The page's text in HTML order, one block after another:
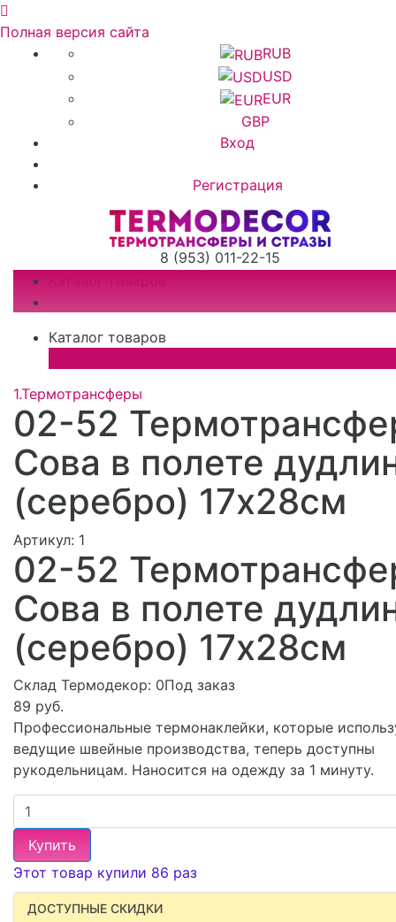
Полная версия сайта
RUB
USD
EUR
GBP
Вход
Регистрация
8 (953) 011-22-15
Каталог товаров
1.Термотрансферы
02-52
Сова в полете
(серебро) 17х28см
Артикул: 1
02-52
Сова в полете
(серебро) 17х28см
Склад Термодекор: 0Под заказ
89 руб.
Профессиональные термонаклейки, которые
ведущие швейные производства, теперь доступны
рукодельницам. Наносится на одежду за 1 минуту.
Купить
Этот товар купили 86 раз
ДОСТУПНЫЕ СКИДКИ